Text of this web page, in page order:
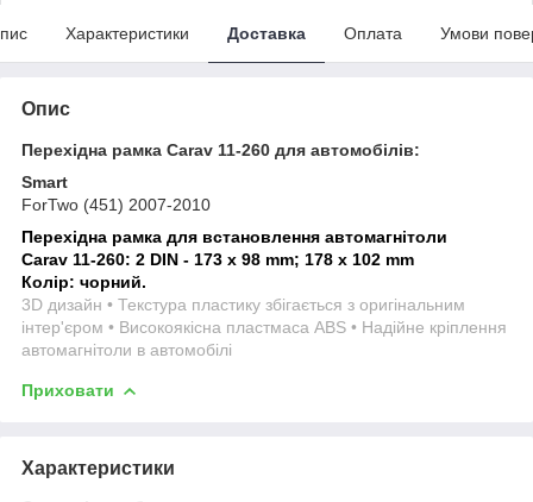
Характеристики Доставка Оплата Умови
Опис
Перехідна рамка Carav 11-260 для автомобілів:
Smart
ForTwo (451) 2007-2010
Перехідна рамка для встановлення автомагнітоли
Carav 11-260: 2 DIN - 173 x 98 mm; 178 x 102 mm
Колір: чорний.
3D дизайн • Текстура пластику збігається з оригінальним
інтер'єром • Високоякісна пластмаса ABS • Надійне кріплення
автомагнітоли в автомобілі
Приховати
Характеристики